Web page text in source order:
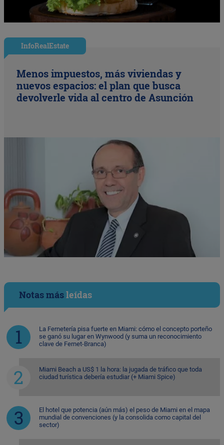
InfoRealEstate
Menos impuestos, más viviendas y
nuevos espacios: el plan que busca
devolverle vida al centro de Asunción
Notas másleídas
La Fernetería pisa fuerte en Miami: cómo el concepto porteño
se ganó su lugar en Wynwood (y suma un reconocimiento
clave de Fernet-Branca)
Miami Beach a US$ 1 la hora: la jugada de tráfico que toda
ciudad turística debería estudiar (+ Miami Spice)
El hotel que potencia (aún más) el peso de Miami en el mapa
mundial de convenciones (y la consolida como capital del
sector)